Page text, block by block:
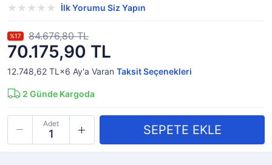
İlk Yorumu Siz Yapın
70.175,90 TL
%17 84.676,80 TL
12.748,62 TL×6 Ay'a Varan Taksit Seçenekleri
2 Günde Kargoda
Adet